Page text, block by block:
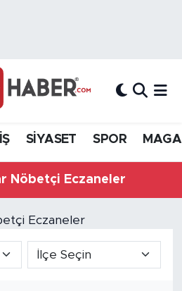
SİYASET SPOR
Nöbetçi Eczaneler
ve Fikstür